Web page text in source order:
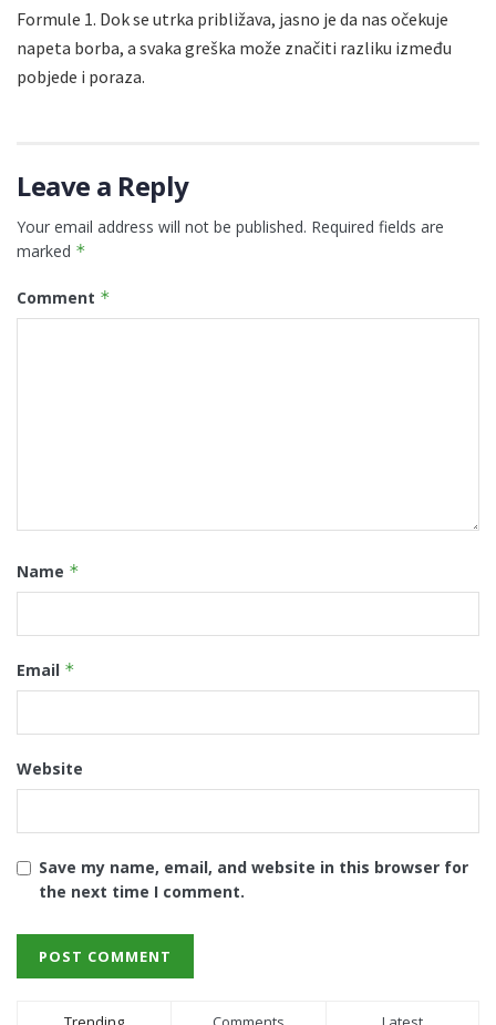
Formule 1. Dok se utrka približava, jasno je da nas očekuje
napeta borba, a svaka greška može značiti razliku između
pobjede i poraza.
Leave a Reply
Your email address will not be published. Required fields are
marked *
Comment *
Name *
Email *
Website
Save my name, email, and website in this browser for
the next time I comment.